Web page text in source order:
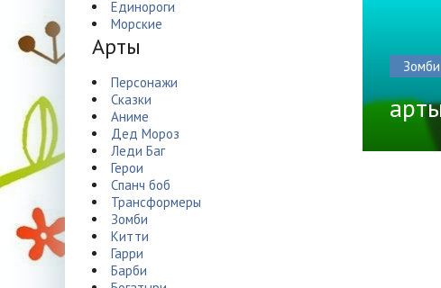
Зомби
Единороги
Морские
Арты
Персонажи
Сказки
Аниме
Дед Мороз
Леди Баг
Герои
Спанч боб
Трансформеры
Зомби
Китти
Гарри
Барби